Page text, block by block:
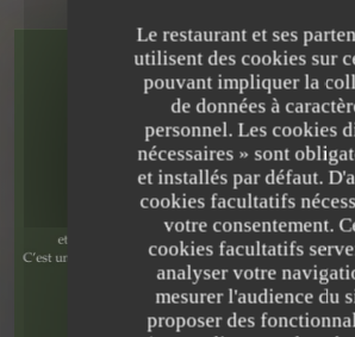
Le restaurant et ses
utilisent des cookies sur
pouvant impliquer la
de données à
personnel. Les cookies
nécessaires » sont
et installés par défaut.
cookies facultatifs
votre consentement.
cookies facultatifs
analyser votre
mesurer l'audience du
proposer des